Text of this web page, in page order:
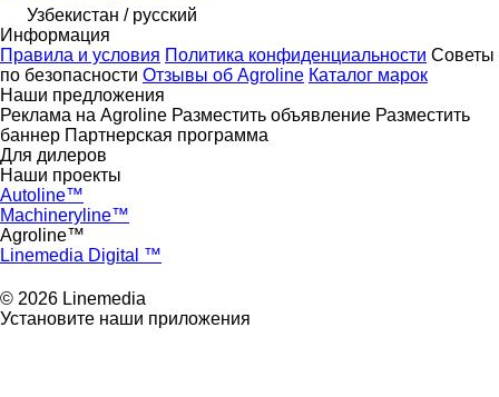
Узбекистан / русский
Информация
Правила и условия Политика конфиденциальности Советы
по безопасности Отзывы об Agroline Каталог марок
Наши предложения
Реклама на Agroline Разместить объявление Разместить
баннер Партнерская программа
Для дилеров
Наши проекты
Autoline™
Machineryline™
Agroline™
Linemedia Digital ™
© 2026 Linemedia
Установите наши приложения